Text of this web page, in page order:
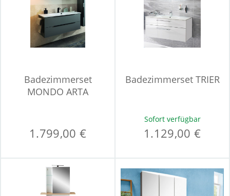
Badezimmerset
MONDO ARTA
1.799,00 €
Badezimmerset TRIER
Sofort verfügbar
1.129,00 €